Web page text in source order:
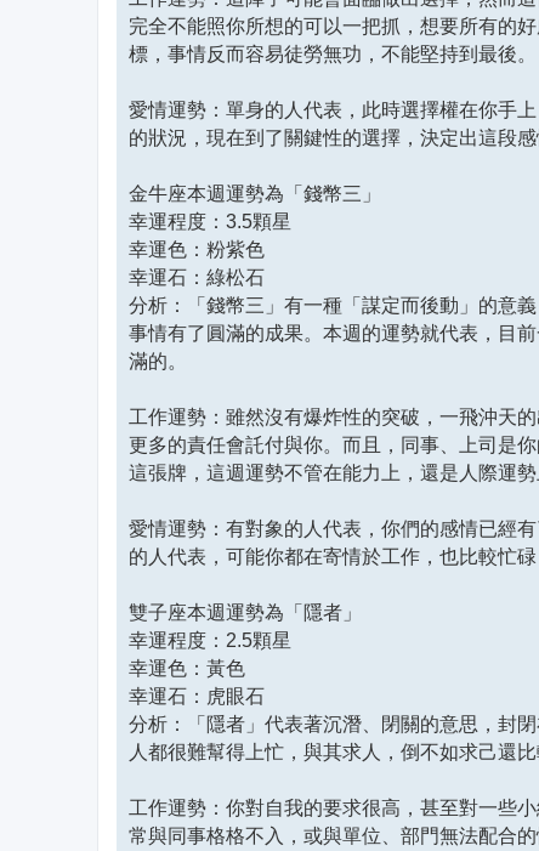
完全不能照你所想的可以一把抓，想要所有的
標，事情反而容易徒勞無功，不能堅持到最後。
愛情運勢：單身的人代表，此時選擇權在你手
的狀況，現在到了關鍵性的選擇，決定出這段
金牛座本週運勢為「錢幣三」
幸運程度：3.5顆星
幸運色：粉紫色
幸運石：綠松石
分析：「錢幣三」有一種「謀定而後動」的意
事情有了圓滿的成果。本週的運勢就代表，目
滿的。
工作運勢：雖然沒有爆炸性的突破，一飛沖天
更多的責任會託付與你。而且，同事、上司是
這張牌，這週運勢不管在能力上，還是人際運勢
愛情運勢：有對象的人代表，你們的感情已經
的人代表，可能你都在寄情於工作，也比較忙
雙子座本週運勢為「隱者」
幸運程度：2.5顆星
幸運色：黃色
幸運石：虎眼石
分析：「隱者」代表著沉潛、閉關的意思，封
人都很難幫得上忙，與其求人，倒不如求己還比
工作運勢：你對自我的要求很高，甚至對一些
常與同事格格不入，或與單位、部門無法配合